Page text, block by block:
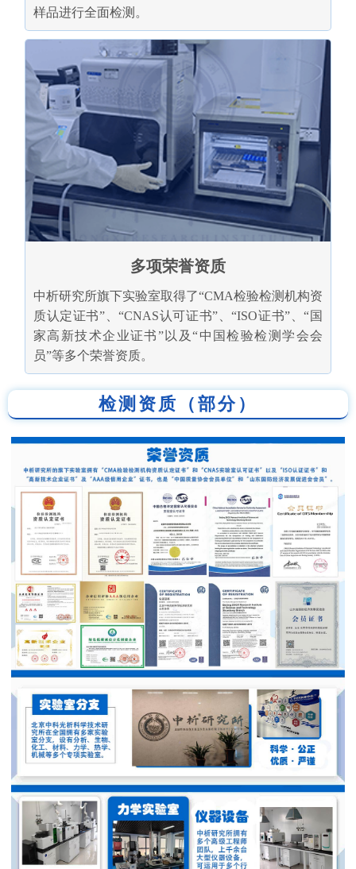
样品进行全面检测。
多项荣誉资质
中析研究所旗下实验室取得了“CMA检验检测机构资
质认定证书”、“CNAS认可证书”、“ISO证书”、“国
家高新技术企业证书”以及“中国检验检测学会会
员”等多个荣誉资质。
检测资质（部分）